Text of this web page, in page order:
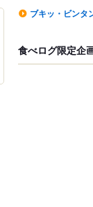
ブキッ・ビンタ
食べログ限定企